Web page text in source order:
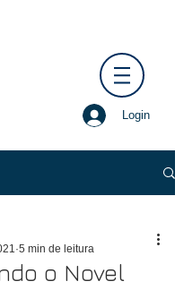
Login
o Novel
5 min de leitura